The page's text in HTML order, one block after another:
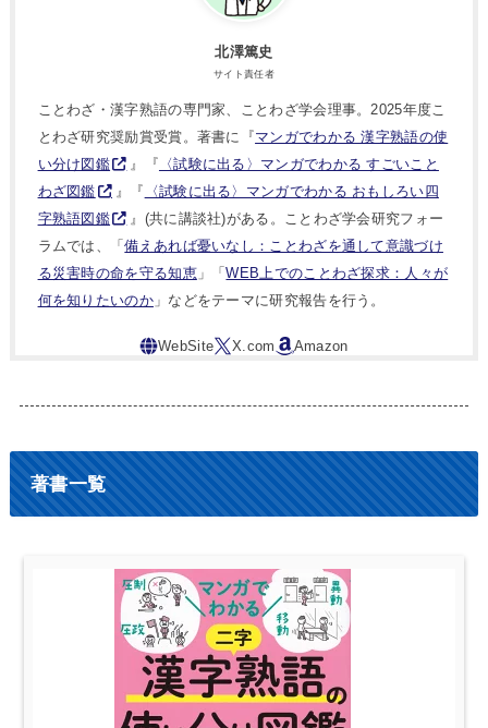
北澤篤史
サイト責任者
ことわざ・漢字熟語の専門家、ことわざ学会理事。2025年度こ
とわざ研究奨励賞受賞。著書に『マンガでわかる 漢字熟語の使
い分け図鑑
』『 〈試験に出る〉マンガでわかる すごいこと
わざ図鑑
』『
〈試験に出る〉マンガでわかる おもしろい四
字熟語図鑑
』(共に講談社)がある。ことわざ学会研究フォー
ラムでは、「備えあれば憂いなし：ことわざを通して意識づけ
る災害時の命を守る知恵」「WEB上でのことわざ探求：人々が
何を知りたいのか」などをテーマに研究報告を行う。
著書一覧